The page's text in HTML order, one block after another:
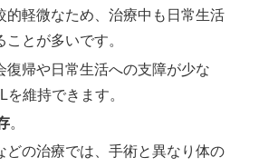
的軽微なため、治療中も日常生活
ことが多いです。
復帰や日常生活への支障が少な
を維持できます。
。
どの治療では、手術と異なり体の